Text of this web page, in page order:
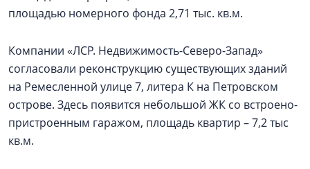
площадью номерного фонда 2,71 тыс. кв.м.
Компании «ЛСР. Недвижимость-Северо-Запад»
согласовали реконструкцию существующих зданий
на Ремесленной улице 7, литера К на Петровском
острове. Здесь появится небольшой ЖК со встроено-
пристроенным гаражом, площадь квартир – 7,2 тыс
кв.м.